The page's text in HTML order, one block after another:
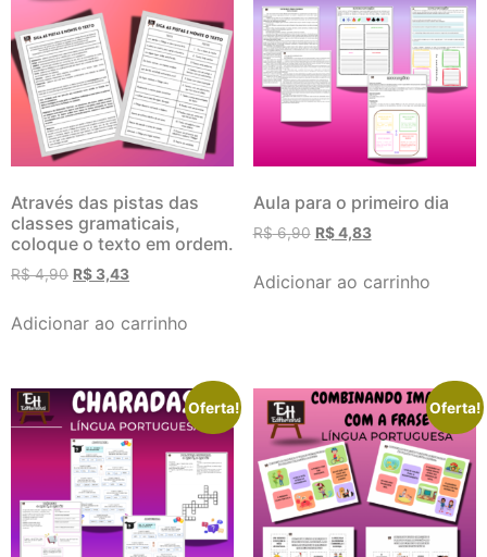
Através das pistas das
classes gramaticais,
coloque o texto em ordem.
R$4,90 R$ 3,43
Adicionar ao carrinho
Aula para o primeiro dia
R$6,90 R$4,83
Adicionar ao carrinho
Oferta! Oferta!